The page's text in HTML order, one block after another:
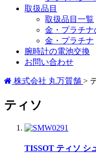
取扱品目
取扱品目一覧
金・プラチナ
金・プラチナ
腕時計の電池交換
お問い合わせ
株式会社 丸万質舗 >
ティソ
TISSOT ティソ シ